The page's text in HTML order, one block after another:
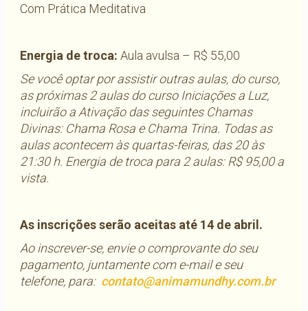
Com Prática Meditativa
Energia de troca: Aula avulsa – R$ 55,00
Se você optar por assistir outras aulas, do curso,
as próximas 2 aulas do curso Iniciações a Luz,
incluirão a Ativação das seguintes Chamas
Divinas: Chama Rosa e Chama Trina. Todas as
aulas acontecem às quartas-feiras, das 20 às
21:30 h. Energia de troca para 2 aulas: R$ 95,00 a
vista.
As inscrições serão aceitas até 14 de abril.
Ao inscrever-se, envie o comprovante do seu
pagamento, juntamente com e-mail e seu
telefone, para: contato@animamundhy.com.br